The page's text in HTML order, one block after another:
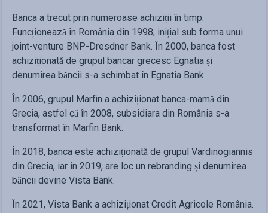
Banca a trecut prin numeroase achiziții în timp.
Funcționează în România din 1998, inițial sub forma unui
joint-venture BNP-Dresdner Bank. În 2000, banca fost
achiziționată de grupul bancar grecesc Egnatia și
denumirea băncii s-a schimbat în Egnatia Bank.
În 2006, grupul Marfin a achiziționat banca-mamă din
Grecia, astfel că în 2008, subsidiara din România s-a
transformat în Marfin Bank.
În 2018, banca este achiziționată de grupul Vardinogiannis
din Grecia, iar în 2019, are loc un rebranding și denumirea
băncii devine Vista Bank.
În 2021, Vista Bank a achiziționat Credit Agricole România.